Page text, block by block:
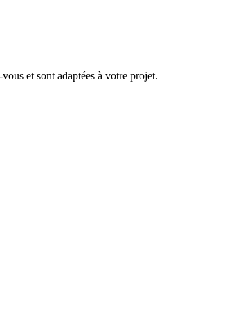
et sont adaptées à votre projet.